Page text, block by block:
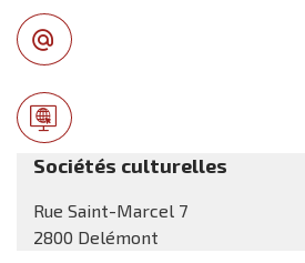
Sociétés culturelles
Rue Saint-Marcel 7
2800 Delémont